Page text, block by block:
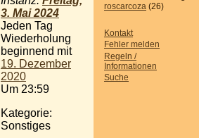
roscarcoza (26)
Kontakt
Fehler melden
Regeln /
Informationen
Suche
3. Mai 2024
Jeden Tag
Wiederholung
beginnend mit
19. Dezember
2020
Um 23:59
Kategorie:
Sonstiges